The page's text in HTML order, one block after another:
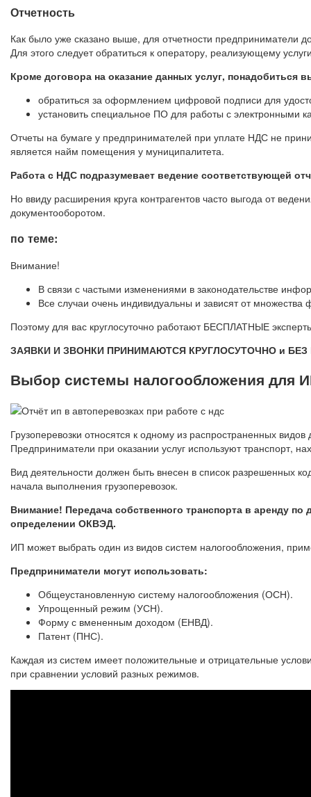
Отчетность
Как было уже сказано выше, для отчетности предприниматели
Для этого следует обратиться к оператору, реализующему
Кроме договора на оказание данных услуг, понадобиться
обратиться за оформлением цифровой подписи для
установить специальное ПО для работы с электронными
Отчеты на бумаге у предпринимателей при уплате НДС не
является найм помещения у муниципалитета.
Работа с НДС подразумевает ведение соответствующей
Но ввиду расширения круга контрагентов часто выгода от
документооборотом.
по теме:
Внимание!
В связи с частыми изменениями в законодательстве
Все случаи очень индивидуальны и зависят от
Поэтому для вас круглосуточно работают БЕСПЛАТНЫЕ
ЗАЯВКИ И ЗВОНКИ ПРИНИМАЮТСЯ КРУГЛОСУТОЧНО и
Выбор системы налогообложения для
Грузоперевозки относятся к одному из распространенных
Предприниматели при оказании услуг используют транспорт,
Вид деятельности должен быть внесен в список разрешенных
начала выполнения грузоперевозок.
Внимание! Передача собственного транспорта в аренду
определении ОКВЭД.
ИП может выбрать один из видов систем налогообложения,
Предприниматели могут использовать:
Общеустановленную систему налогообложения (ОСН).
Упрощенный режим (УСН).
Форму с вмененным доходом (ЕНВД).
Патент (ПНС).
Каждая из систем имеет положительные и отрицательные
при сравнении условий разных режимов.